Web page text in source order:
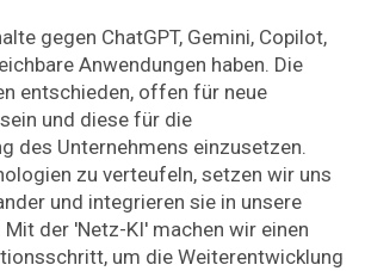
gegen ChatGPT, Gemini, Copilot,
Anwendungen haben. Die
entschieden, offen für neue
und diese für die
des Unternehmens einzusetzen.
zu verteufeln, setzen wir uns
und integrieren sie in unsere
der 'Netz-KI' machen wir einen
um die Weiterentwicklung